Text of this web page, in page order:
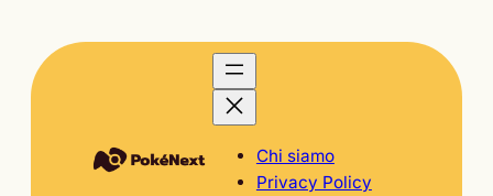
Chi siamo
Privacy Policy